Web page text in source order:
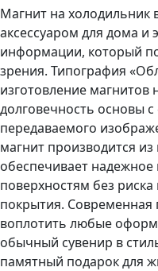
Магнит на холодильник
аксессуаром для дома
информации, который
зрения. Типография
изготовление магнитов
долговечность основы
передаваемого
магнит производится
обеспечивает
поверхностям без
покрытия. Современная
воплотить любые
обычный сувенир в
памятный подарок для